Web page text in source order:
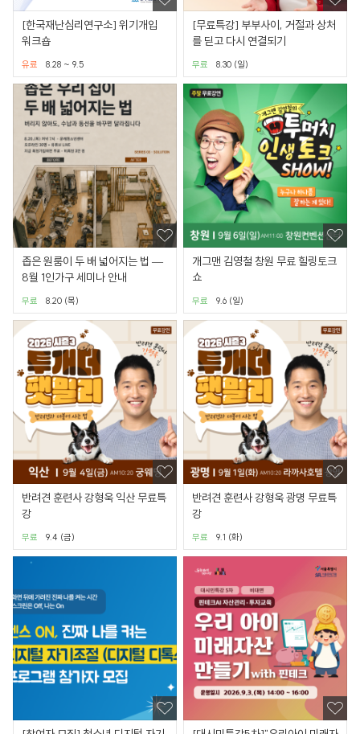
[한국재난심리연구소] 위기개입
워크숍
8.28 ~ 9.5
유료
[무료특강] 부부사이, 거절과 상처
를 딛고 다시 연결되기
8.30 (일)
무료
좁은 원룸이 두 배 넓어지는 법 —
8월 1인가구 세미나 안내
8.20 (목)
무료
개그맨 김영철 창원 무료 힐링토크
쇼
9.6 (일)
무료
반려견 훈련사 강형욱 익산 무료특
강
9.4 (금)
무료
반려견 훈련사 강형욱 광명 무료특
강
9.1 (화)
무료